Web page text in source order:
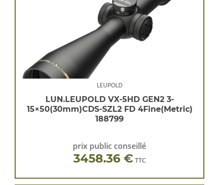
LEUPOLD
LUN.LEUPOLD VX-5HD GEN2 3-
15×50(30mm)CDS-SZL2 FD 4Fine(Metric)
188799
prix public conseillé
3458.36 € TTC